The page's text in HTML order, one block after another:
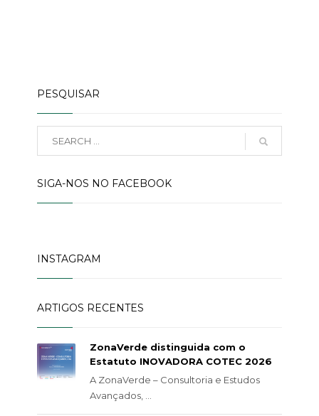
PESQUISAR
SIGA-NOS NO FACEBOOK
INSTAGRAM
ARTIGOS RECENTES
ZonaVerde distinguida com o
Estatuto INOVADORA COTEC 2026
A ZonaVerde – Consultoria e Estudos
Avançados, ...